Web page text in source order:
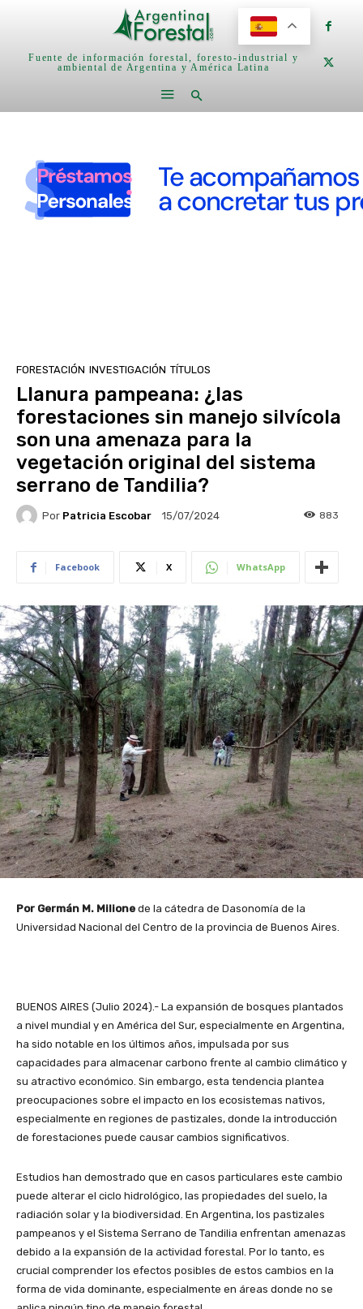
Fuente de información forestal, foresto-industrial y
ambiental de Argentina y América Latina
FORESTACIÓN INVESTIGACIÓN TÍTULOS
Llanura pampeana: ¿las
forestaciones sin manejo silvícola
son una amenaza para la
vegetación original del sistema
serrano de Tandilia?
Por Patricia Escobar 15/07/2024 883
Facebook X WhatsApp
Por Germán M. Milione de la cátedra de Dasonomía de la
Universidad Nacional del Centro de la provincia de Buenos Aires.
BUENOS AIRES (Julio 2024).- La expansión de bosques plantados
a nivel mundial y en América del Sur, especialmente en Argentina,
ha sido notable en los últimos años, impulsada por sus
capacidades para almacenar carbono frente al cambio climático y
su atractivo económico. Sin embargo, esta tendencia plantea
preocupaciones sobre el impacto en los ecosistemas nativos,
especialmente en regiones de pastizales, donde la introducción
de forestaciones puede causar cambios significativos.
Estudios han demostrado que en casos particulares este cambio
puede alterar el ciclo hidrológico, las propiedades del suelo, la
radiación solar y la biodiversidad. En Argentina, los pastizales
pampeanos y el Sistema Serrano de Tandilia enfrentan amenazas
debido a la expansión de la actividad forestal. Por lo tanto, es
crucial comprender los efectos posibles de estos cambios en la
forma de vida dominante, especialmente en áreas donde no se